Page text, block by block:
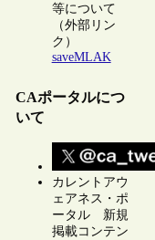
等について
（外部リン
ク）
saveMLAK
CAポータルにつ
いて
カレントアウ
ェアネス・ポ
ータル 新規
掲載コンテン